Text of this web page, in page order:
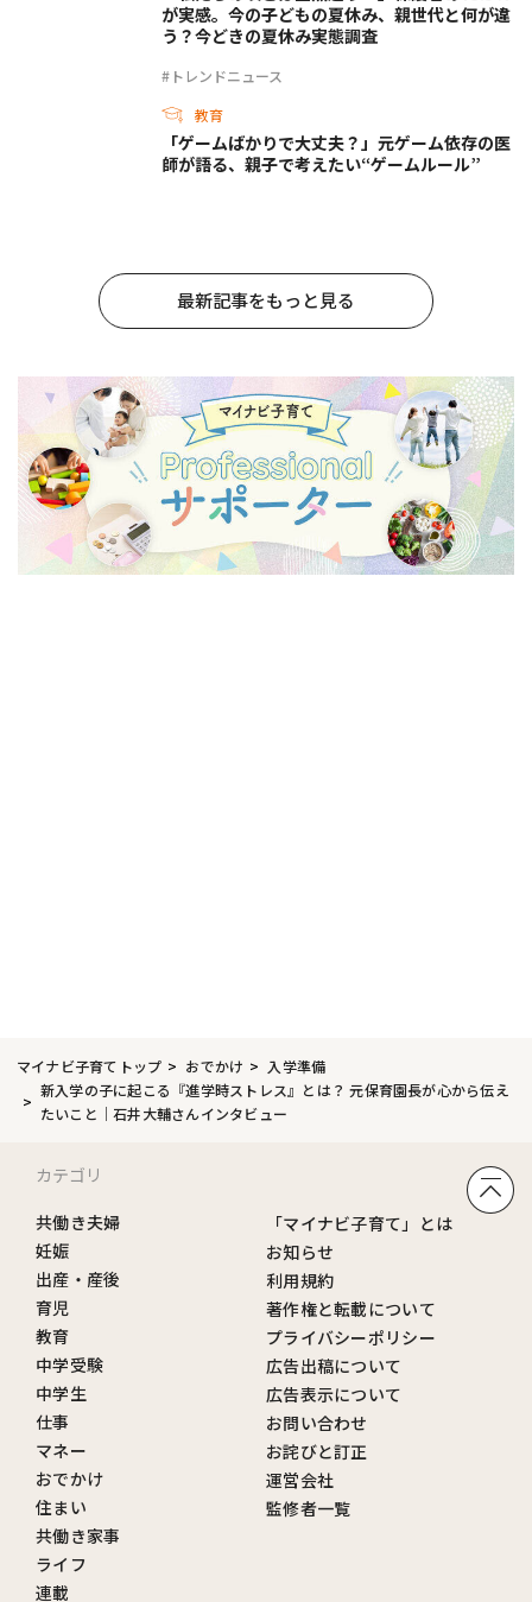
#トレンドニュース
が実感。今の子どもの夏休み、親世代と何が違
う？今どきの夏休み実態調査
教育
「ゲームばかりで大丈夫？」元ゲーム依存の医
師が語る、親子で考えたい“ゲームルール”
最新記事をもっと見る
マイナビ子育てトップ おでかけ
入学準備
新入学の子に起こる『進学時ストレス』とは？ 元保育園長が心から伝え
たいこと｜石井大輔さんインタビュー
カテゴリ
共働き夫婦
妊娠
出産・産後
育児
教育
中学受験
中学生
仕事
マネー
おでかけ
住まい
共働き家事
ライフ
連載
「マイナビ子育て」とは
お知らせ
利用規約
著作権と転載について
プライバシーポリシー
広告出稿について
広告表示について
お問い合わせ
お詫びと訂正
運営会社
監修者一覧